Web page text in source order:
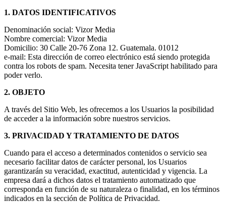
1. DATOS IDENTIFICATIVOS
Denominación social: Vizor Media
Nombre comercial: Vizor Media
Domicilio: 30 Calle 20-76 Zona 12. Guatemala. 01012
e-mail: Esta dirección de correo electrónico está siendo protegida
contra los robots de spam. Necesita tener JavaScript habilitado para
poder verlo.
2. OBJETO
A través del Sitio Web, les ofrecemos a los Usuarios la posibilidad
de acceder a la información sobre nuestros servicios.
3. PRIVACIDAD Y TRATAMIENTO DE DATOS
Cuando para el acceso a determinados contenidos o servicio sea
necesario facilitar datos de carácter personal, los Usuarios
garantizarán su veracidad, exactitud, autenticidad y vigencia. La
empresa dará a dichos datos el tratamiento automatizado que
corresponda en función de su naturaleza o finalidad, en los términos
indicados en la sección de Política de Privacidad.